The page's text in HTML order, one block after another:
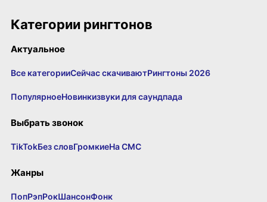
Категории рингтонов
Актуальное
Все категорииСейчас скачиваютРингтоны 2026
ПопулярноеНовинкизвуки для саундпада
Выбрать звонок
TikTokБез словГромкиеНа СМС
Жанры
ПопРэпРокШансонФонк